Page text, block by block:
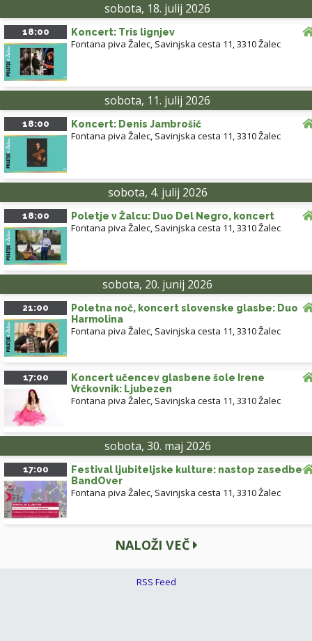
sobota, 18. julij 2026
18:00 Koncert: Tris lignjev
Fontana piva Žalec, Savinjska cesta 11, 3310 Žalec
sobota, 11. julij 2026
18:00 Koncert: Denis Jambrošič
Fontana piva Žalec, Savinjska cesta 11, 3310 Žalec
sobota, 4. julij 2026
18:00 Poletje v Žalcu: Duo Del Negro, koncert
Fontana piva Žalec, Savinjska cesta 11, 3310 Žalec
sobota, 20. junij 2026
21:00
Poletna noč, koncert slovenske glasbe: Duo
Harmolina
Fontana piva Žalec, Savinjska cesta 11, 3310 Žalec
17:00
Koncert učencev glasbene šole Irene
Vrčkovnik: Ljubezen
Fontana piva Žalec, Savinjska cesta 11, 3310 Žalec
sobota, 30. maj 2026
17:00
Festival ljubiteljske kulture: nastop zasedbe
BandOver
Fontana piva Žalec, Savinjska cesta 11, 3310 Žalec
NALOŽI VEČ
RSS Feed